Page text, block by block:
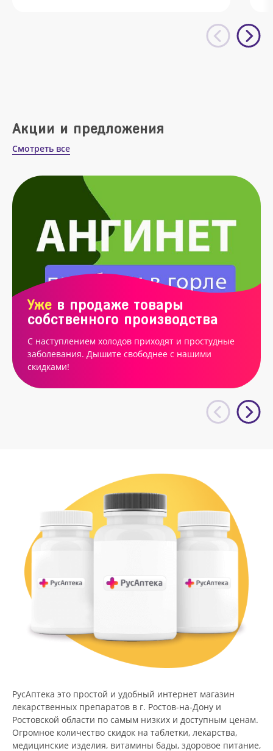
Акции и предложения
Смотреть все
Уже в продаже товары
собственного производства
С наступлением холодов приходят и простудные
заболевания. Дышите свободнее с нашими
скидками!
РусАптека это простой и удобный интернет магазин
лекарственных препаратов в г. Ростов-на-Дону и
Ростовской области по самым низких и доступным ценам.
Огромное количество скидок на таблетки, лекарства,
медицинские изделия, витамины бады, здоровое питание,